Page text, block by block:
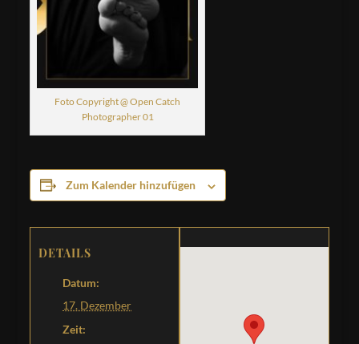
Foto Copyright @ Open Catch
Photographer 01
Zum Kalender hinzufügen
DETAILS
Datum:
17. Dezember
Zeit: